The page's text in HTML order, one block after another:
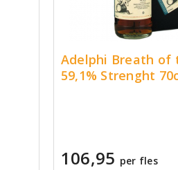
Adelphi Breath of
59,1% Strenght
106,95 per fles